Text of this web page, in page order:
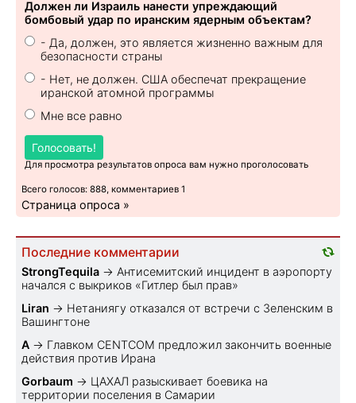
Должен ли Израиль нанести упреждающий
бомбовый удар по иранским ядерным объектам?
- Да, должен, это является жизненно важным для
безопасности страны
- Нет, не должен. США обеспечат прекращение
иранской атомной программы
Мне все равно
Голосовать!
Для просмотра результатов опроса вам нужно проголосовать
Всего голосов: 888, комментариев 1
Страница опроса »
Последние комментарии
StrongTequila → Антисемитский инцидент в аэропорту
начался с выкриков «Гитлер был прав»
Liran → Нетаниягу отказался от встречи с Зеленским в
Вашингтоне
A → Главком CENTCOM предложил закончить военные
действия против Ирана
Gorbaum → ЦАХАЛ разыскивает боевика на
территории поселения в Самарии